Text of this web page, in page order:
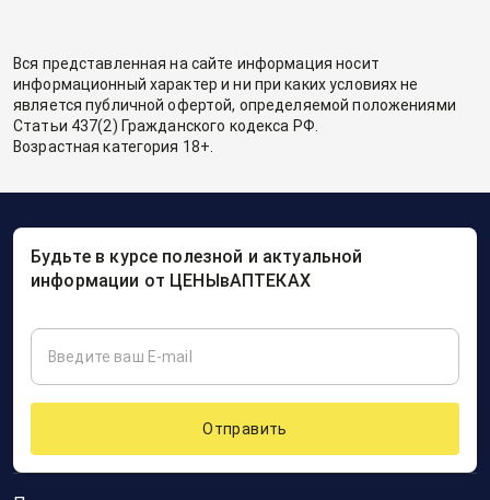
Вся представленная на сайте информация носит
информационный характер и ни при каких условиях не
является публичной офертой, определяемой положениями
Статьи 437(2) Гражданского кодекса РФ.
Возрастная категория 18+.
Будьте в курсе полезной и актуальной
информации от ЦЕНЫвАПТЕКАХ
Отправить